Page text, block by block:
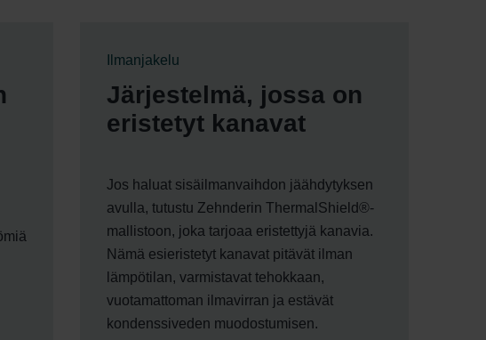
Ilmanjakelu
Järjestelmä, jossa on
eristetyt kanavat
Jos haluat sisäilmanvaihdon jäähdytyksen
avulla, tutustu Zehnderin ThermalShield®-
mallistoon, joka tarjoaa eristettyjä kanavia.
Nämä esieristetyt kanavat pitävät ilman
lämpötilan, varmistavat tehokkaan,
vuotamattoman ilmavirran ja estävät
kondenssiveden muodostumisen.